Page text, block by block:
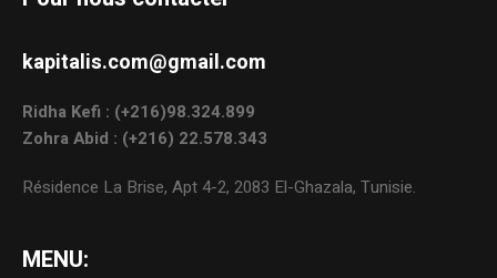
kapitalis.com@gmail.com
Ridha Kefi : (+216)98.324.899
Zohra Abid : (+216) 22.578.343
Résidence La Brise, Apt 4-2, 2083 El-Ghazala, Tunisie.
MENU: